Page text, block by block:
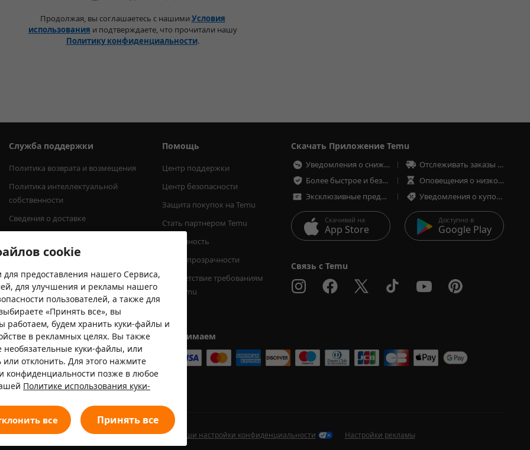
Продолжая, вы соглашаетесь с нашими Условия
использования и подтверждаете, что прочитали нашу
Политику конфиденциальности.
Служба поддержки
Политика возврата и возмещения
Политика интеллектуальной
собственности
Сведения о доставке
продукции
активности
Минимальная сумма заказа
Помощь
Центр поддержки
Центр безопасности
Защита покупок на Temu
Стать партнером Temu
Доступность
Центр прозрачности
Соответствие требованиям
EPR Temu
Скачать Приложение Temu
Уведомления о снижении цен
Отслеживать заказы в любое время
Более быстрое и безопасное оформление заказа
Оповещения о низком запасе товаров
Эксклюзивные предложения
Уведомления о купонах и предложениях
Скачивай на
App Store
Доступно в
Google Play
Связь с Temu
Мы принимаем
Политика конфиденциальности Ваши настройки конфиденциальности Настройки рекламы
cookie
предоставления нашего Сервиса,
для улучшения и рекламы нашего
пользователей, а также для
«Принять все», вы
будем хранить куки-файлы и
в рекламных целях. Вы также
необязательные куки-файлы, или
отклонить. Для этого нажмите
конфиденциальности позже в любое
Политике использования куки-
все Принять все